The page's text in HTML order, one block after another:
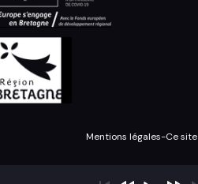
Mentions légales-Ce